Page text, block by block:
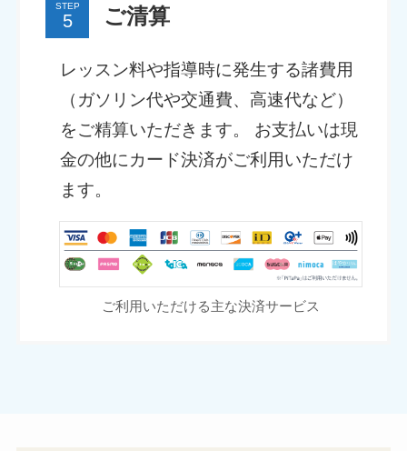
STEP ご清算
レッスン料や指導時に発生する諸費用
（ガソリン代や交通費、高速代など）
をご精算いただきます。 お支払いは現
金の他にカード決済がご利用いただけ
ます。
ご利用いただける主な決済サービス